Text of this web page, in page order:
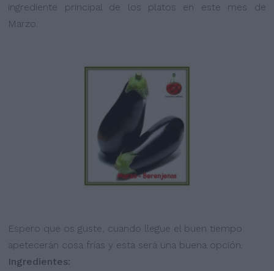
ingrediente principal de los platos en este mes de
Marzo.
Espero que os guste, cuando llegue el buen tiempo
apetecerán cosa frías y esta será una buena opción.
Ingredientes: